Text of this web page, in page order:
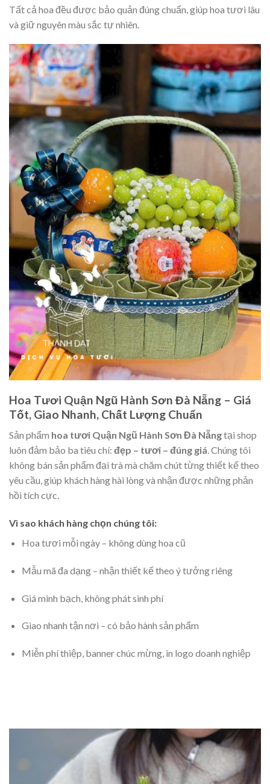
Tất cả hoa đều được bảo quản đúng chuẩn, giúp hoa tươi lâu
và giữ nguyên màu sắc tự nhiên.
Hoa Tươi Quận Ngũ Hành Sơn Đà Nẵng – Giá
Tốt, Giao Nhanh, Chất Lượng Chuẩn
Sản phẩm hoa tươi Quận Ngũ Hành Sơn Đà Nẵngtại shop
luôn đảm bảo ba tiêu chí: đẹp – tươi – đúng giá. Chúng tôi
không bán sản phẩm đại trà mà chăm chút từng thiết kế theo
yêu cầu, giúp khách hàng hài lòng và nhận được những phản
hồi tích cực.
Vì sao khách hàng chọn chúng tôi:
Hoa tươi mỗi ngày – không dùng hoa cũ
Mẫu mã đa dạng – nhận thiết kế theo ý tưởng riêng
Giá minh bạch, không phát sinh phí
Giao nhanh tận nơi – có bảo hành sản phẩm
Miễn phí thiệp, banner chúc mừng, in logo doanh nghiệp